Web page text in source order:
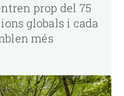
prop del 75
globals i cada
més